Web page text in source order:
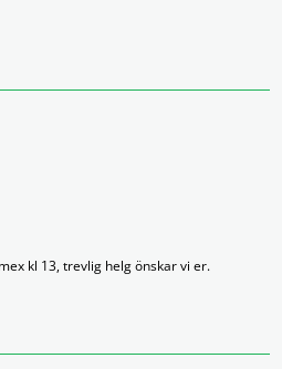
kl 13, trevlig helg önskar vi er.